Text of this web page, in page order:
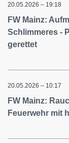
20.05.2026 – 19:18
FW Mainz:
Schlimmeres -
gerettet
20.05.2026 – 10:17
FW Mainz:
Feuerwehr mit